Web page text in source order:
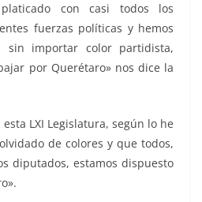
con casi todos los
fuerzas políticas y hemos
sin importar color partidista,
por Querétaro» nos dice la
LXI Legislatura, según lo he
de colores y que todos,
diputados, estamos dispuesto